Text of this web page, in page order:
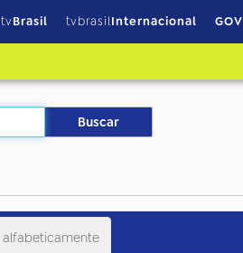
tvBrasil tvbrasilInternacional GOV
alfabeticamente